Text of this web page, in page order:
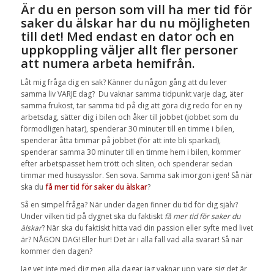
Är du en person som vill ha mer tid för
saker du älskar har du nu möjligheten
till det! Med endast en dator och en
uppkoppling väljer allt fler personer
att numera arbeta hemifrån.
Låt mig fråga dig en sak? Känner du någon gång att du lever
samma liv VARJE dag? Du vaknar samma tidpunkt varje dag, äter
samma frukost, tar samma tid på dig att göra dig redo för en ny
arbetsdag, sätter dig i bilen och åker till jobbet (jobbet som du
förmodligen hatar), spenderar 30 minuter till en timme i bilen,
spenderar åtta timmar på jobbet (för att inte bli sparkad),
spenderar samma 30 minuter till en timme hem i bilen, kommer
efter arbetspasset hem trött och sliten, och spenderar sedan
timmar med hussysslor. Sen sova. Samma sak imorgon igen! Så när
ska du få mer tid för saker du älskar?
Så en simpel fråga? När under dagen finner du tid för dig själv?
Under vilken tid på dygnet ska du faktiskt få mer tid för saker du
älskar? När ska du faktiskt hitta vad din passion eller syfte med livet
är? NÅGON DAG! Eller hur! Det är i alla fall vad alla svarar! Så när
kommer den dagen?